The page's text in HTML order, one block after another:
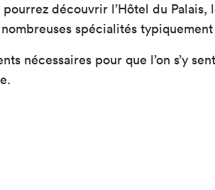
découvrir l’Hôtel du
spécialités typiquement
nécessaires pour que l’on s’y